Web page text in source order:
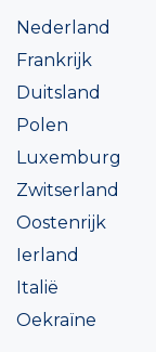
Nederland
Frankrijk
Duitsland
Polen
Luxemburg
Zwitserland
Oostenrijk
Ierland
Italië
Oekraïne